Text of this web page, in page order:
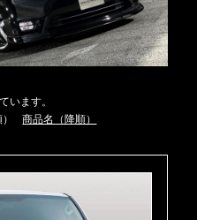
います。
商品名（降順）